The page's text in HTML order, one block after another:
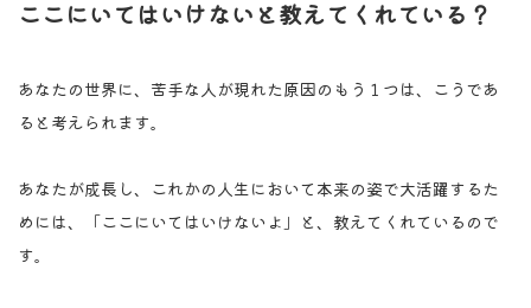
ここにいてはいけないと教えてくれている？
あなたの世界に、苦手な人が現れた原因のもう１つは、こうであ
ると考えられます。
あなたが成長し、これかの人生において本来の姿で大活躍するた
めには、「ここにいてはいけないよ」と、教えてくれているので
す。